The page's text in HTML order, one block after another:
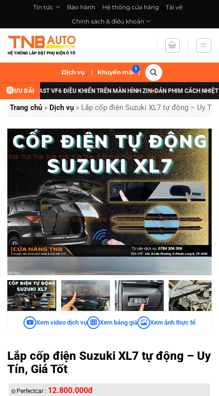
nội
dung
Tin tức Bảo hành Hệ thống cửa hàng
Tải về
Chính sách & điều khoản
Dịch vụ | Khuyến mãi |
ƯU ĐÃIVF6 ĐIỀU KHIỂN TRÊN MÀN HÌNH ZIN DÁN PHIM CÁCH NHIỆT XE ĐIỆN
Trang chủ » Dịch vụ » Lắp cốp điện Suzuki XL7 tự động – Uy
Xem video dịch vụ Xem bảng giá Xem ảnh thực tế
Lắp cốp điện Suzuki XL7 tự động – Uy
Tín, Giá Tốt
Perfectcar : 12.800.000đ